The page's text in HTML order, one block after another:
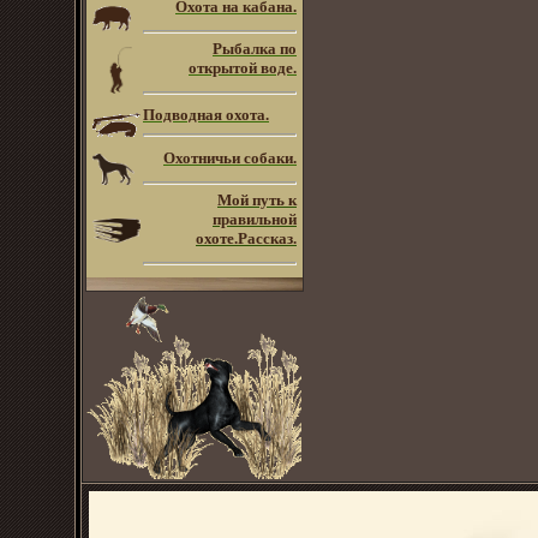
Охота на кабана.
Рыбалка по
открытой воде.
Подводная охота.
Охотничьи собаки.
Мой путь к
правильной
охоте.Рассказ.